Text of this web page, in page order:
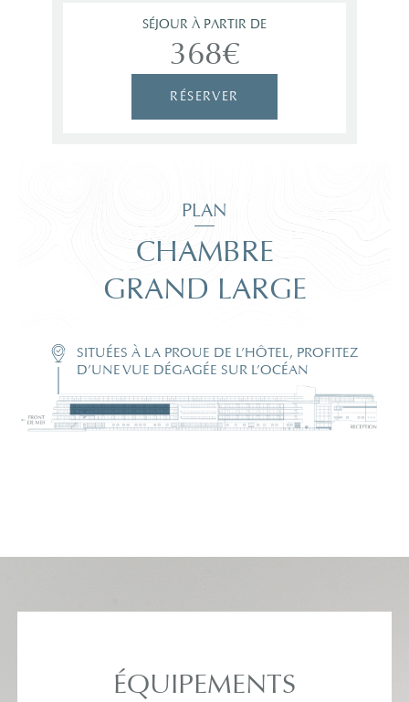
SÉJOUR À PARTIR DE
368€
RÉSERVER
PLAN
CHAMBRE
GRAND LARGE
SITUÉES À LA PROUE DE L’HÔTEL, PROFITEZ
D’UNE VUE DÉGAGÉE SUR L’OCÉAN
ÉQUIPEMENTS